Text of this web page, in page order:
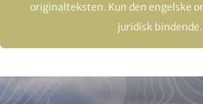
originalteksten. Kun den engelske
juridisk bindende.
Paragraphs